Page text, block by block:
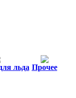
льда Прочее